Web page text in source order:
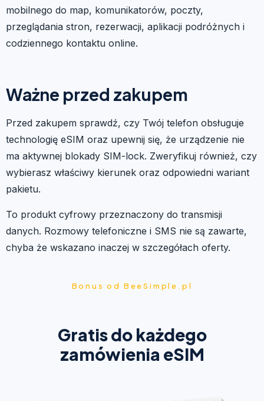
mobilnego do map, komunikatorów, poczty,
przeglądania stron, rezerwacji, aplikacji podróżnych i
codziennego kontaktu online.
Ważne przed zakupem
Przed zakupem sprawdź, czy Twój telefon obsługuje
technologię eSIM oraz upewnij się, że urządzenie nie
ma aktywnej blokady SIM-lock. Zweryfikuj również, czy
wybierasz właściwy kierunek oraz odpowiedni wariant
pakietu.
To produkt cyfrowy przeznaczony do transmisji
danych. Rozmowy telefoniczne i SMS nie są zawarte,
chyba że wskazano inaczej w szczegółach oferty.
Bonus od BeeSimple.pl
Gratis do każdego
zamówienia eSIM